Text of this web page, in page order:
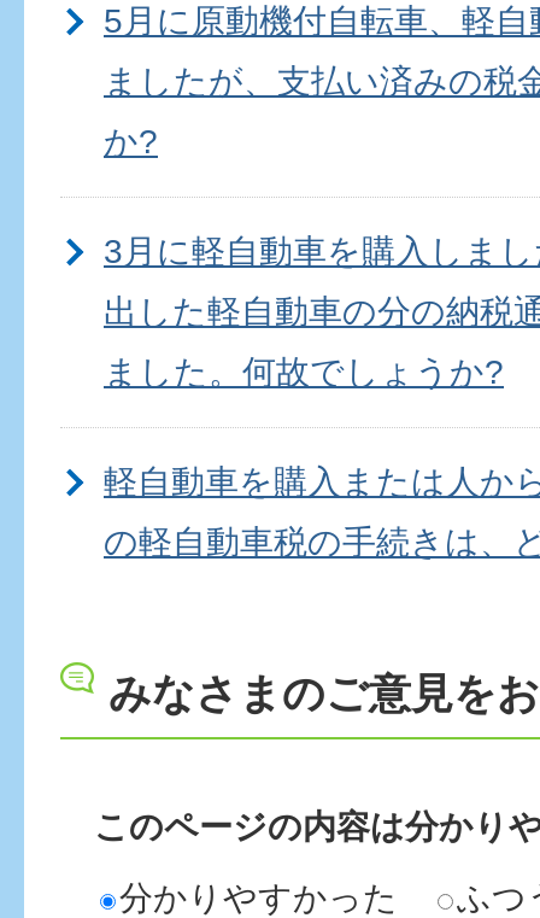
5月に原動機付自転車、軽
ましたが、支払い済みの税
か?
3月に軽自動車を購入しま
出した軽自動車の分の納税
ました。何故でしょうか?
軽自動車を購入または人か
の軽自動車税の手続きは、
今月車検予定ですが納税証
軽自動車税を口座振替で納
みなさまのご意見を
このページの内容は分かり
分かりやすかった
ふつ